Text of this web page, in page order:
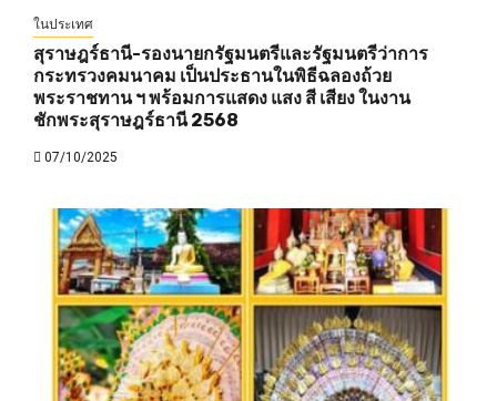
ในประเทศ
สุราษฎร์ธานี-รองนายกรัฐมนตรีและรัฐมนตรีว่าการ
กระทรวงคมนาคม เป็นประธานในพิธีฉลองถ้วย
พระราชทาน ฯ พร้อมการแสดง แสง สี เสียง ในงาน
ชักพระสุราษฎร์ธานี 2568
07/10/2025